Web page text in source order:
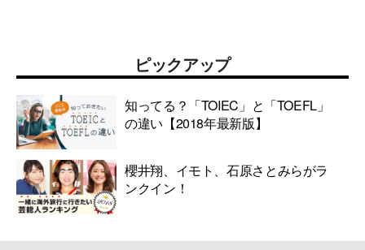
ピックアップ
知ってる？「TOIEC」と「TOEFL」
の違い【2018年最新版】
櫻井翔、イモト、石原さとみらがラ
ンクイン！